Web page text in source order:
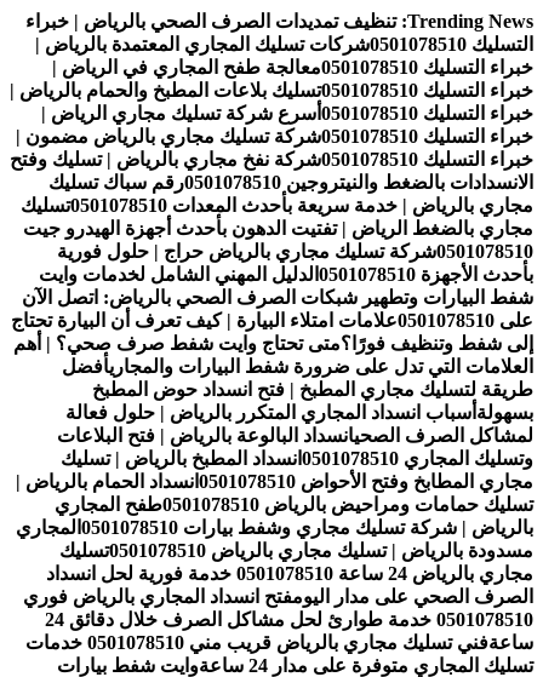
التجاوز
إلى
المحتوى
Trending News: تنظيف تمديدات الصرف الصحي بالرياض | خبراء
التسليك 0501078510
شركات تسليك المجاري المعتمدة بالرياض |
خبراء التسليك 0501078510
معالجة طفح المجاري في الرياض |
خبراء التسليك 0501078510
تسليك بلاعات المطبخ والحمام بالرياض |
خبراء التسليك 0501078510
أسرع شركة تسليك مجاري الرياض |
خبراء التسليك 0501078510
شركة تسليك مجاري بالرياض مضمون |
خبراء التسليك 0501078510
شركة نفخ مجاري بالرياض | تسليك وفتح
الانسدادات بالضغط والنيتروجين 0501078510
رقم سباك تسليك
مجاري بالرياض | خدمة سريعة بأحدث المعدات 0501078510
تسليك
مجاري بالضغط الرياض | تفتيت الدهون بأحدث أجهزة الهيدرو جيت
0501078510شركة تسليك مجاري بالرياض حراج | حلول فورية
بأحدث الأجهزة 0501078510
الدليل المهني الشامل لخدمات وايت
شفط البيارات وتطهير شبكات الصرف الصحي بالرياض: اتصل الآن
على 0501078510
علامات امتلاء البيارة | كيف تعرف أن البيارة تحتاج
إلى شفط وتنظيف فورًا؟متى تحتاج وايت شفط صرف صحي؟ | أهم
العلامات التي تدل على ضرورة شفط البيارات والمجاريأفضل
طريقة لتسليك مجاري المطبخ | فتح انسداد حوض المطبخ
بسهولة أسباب انسداد المجاري المتكرر بالرياض | حلول فعالة
لمشاكل الصرف الصحيانسداد البالوعة بالرياض | فتح البلاعات
وتسليك المجاري 0501078510
انسداد المطبخ بالرياض | تسليك
مجاري المطابخ وفتح الأحواض 0501078510
انسداد الحمام بالرياض |
تسليك حمامات ومراحيض بالرياض 0501078510
طفح المجاري
بالرياض | شركة تسليك مجاري وشفط بيارات 0501078510
المجاري
مسدودة بالرياض | تسليك مجاري بالرياض 0501078510
تسليك
مجاري بالرياض 24 ساعة 0501078510 خدمة فورية لحل انسداد
الصرف الصحي على مدار اليومفتح انسداد المجاري بالرياض فوري
0501078510 خدمة طوارئ لحل مشاكل الصرف خلال دقائق 24
ساعة
فني تسليك مجاري بالرياض قريب مني 0501078510 خدمات
تسليك المجاري متوفرة على مدار 24 ساعة
وايت شفط بيارات